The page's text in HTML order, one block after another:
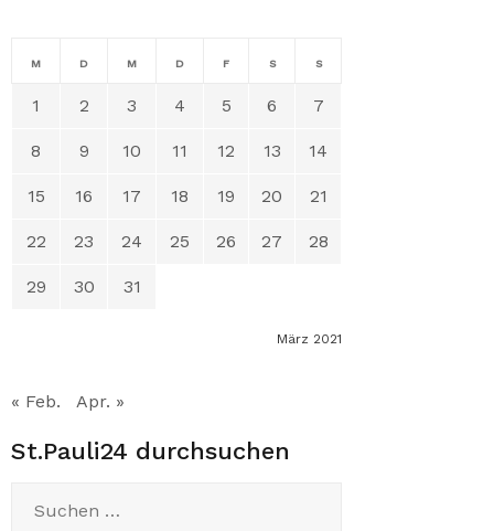
März 2021
M D M D F S S
1 2 3 4 5 6 7
8 9 10 11 12 13 14
15 16 17 18 19 20 21
22 23 24 25 26 27 28
29 30 31
« Feb. Apr. »
St.Pauli24 durchsuchen
nach: